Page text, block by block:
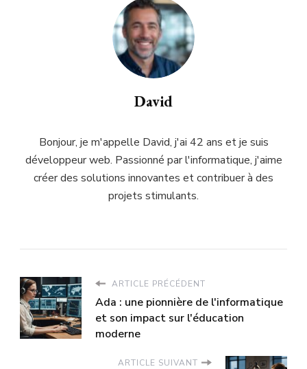
David
Bonjour, je m'appelle David, j'ai 42 ans et je suis
développeur web. Passionné par l'informatique, j'aime
créer des solutions innovantes et contribuer à des
projets stimulants.
ARTICLE PRÉCÉDENT
Ada : une pionnière de l'informatique
et son impact sur l'éducation
moderne
ARTICLE SUIVANT